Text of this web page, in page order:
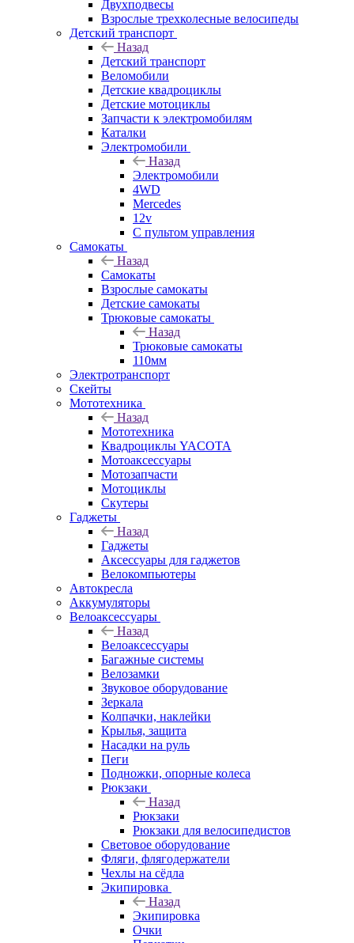
Двухподвесы
Взрослые трехколесные велосипеды
Детский транспорт
Назад
Детский транспорт
Веломобили
Детские квадроциклы
Детские мотоциклы
Запчасти к электромобилям
Каталки
Электромобили
Назад
Электромобили
4WD
Mercedes
12v
С пультом управления
Самокаты
Назад
Самокаты
Взрослые самокаты
Детские самокаты
Трюковые самокаты
Назад
Трюковые самокаты
110мм
Электротранспорт
Скейты
Мототехника
Назад
Мототехника
Квадроциклы YACOTA
Мотоаксессуары
Мотозапчасти
Мотоциклы
Скутеры
Гаджеты
Назад
Гаджеты
Аксессуары для гаджетов
Велокомпьютеры
Автокресла
Аккумуляторы
Велоаксессуары
Назад
Велоаксессуары
Багажные системы
Велозамки
Звуковое оборудование
Зеркала
Колпачки, наклейки
Крылья, защита
Насадки на руль
Пеги
Подножки, опорные колеса
Рюкзаки
Назад
Рюкзаки
Рюкзаки для велосипедистов
Световое оборудование
Фляги, флягодержатели
Чехлы на сёдла
Экипировка
Назад
Экипировка
Очки